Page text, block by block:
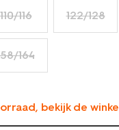
110/116 122/128
164
bekijk de